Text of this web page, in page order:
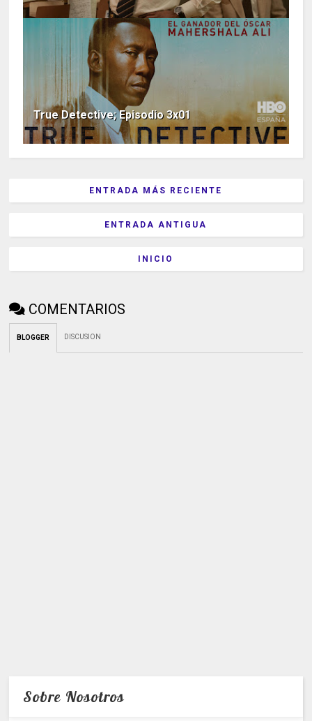
True Detective; Episodio 3x01
ENTRADA MÁS RECIENTE
ENTRADA ANTIGUA
INICIO
COMENTARIOS
BLOGGER DISCUSION
Sobre Nosotros